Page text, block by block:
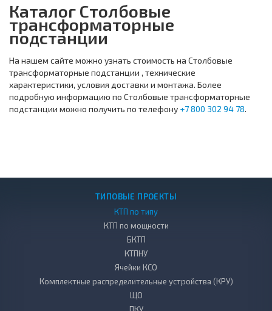
Каталог Столбовые
трансформаторные
подстанции
На нашем сайте можно узнать стоимость на Столбовые
трансформаторные подстанции , технические
характеристики, условия доставки и монтажа. Более
подробную информацию по Столбовые трансформаторные
подстанции можно получить по телефону +7 800 302 94 78.
ТИПОВЫЕ ПРОЕКТЫ
КТП по типу
КТП по мощности
БКТП
КТПНУ
Ячейки КСО
Комплектные распределительные устройства (КРУ)
ЩО